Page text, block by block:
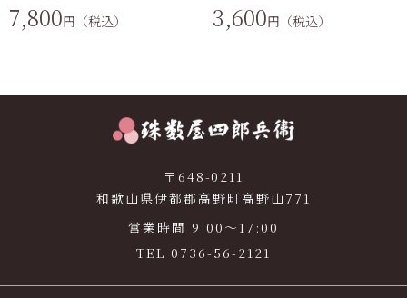
7,800円（税込） 3,600円（税込）
〒648-0211
和歌山県伊都郡高野町高野山771
営業時間 9:00〜17:00
TEL 0736-56-2121